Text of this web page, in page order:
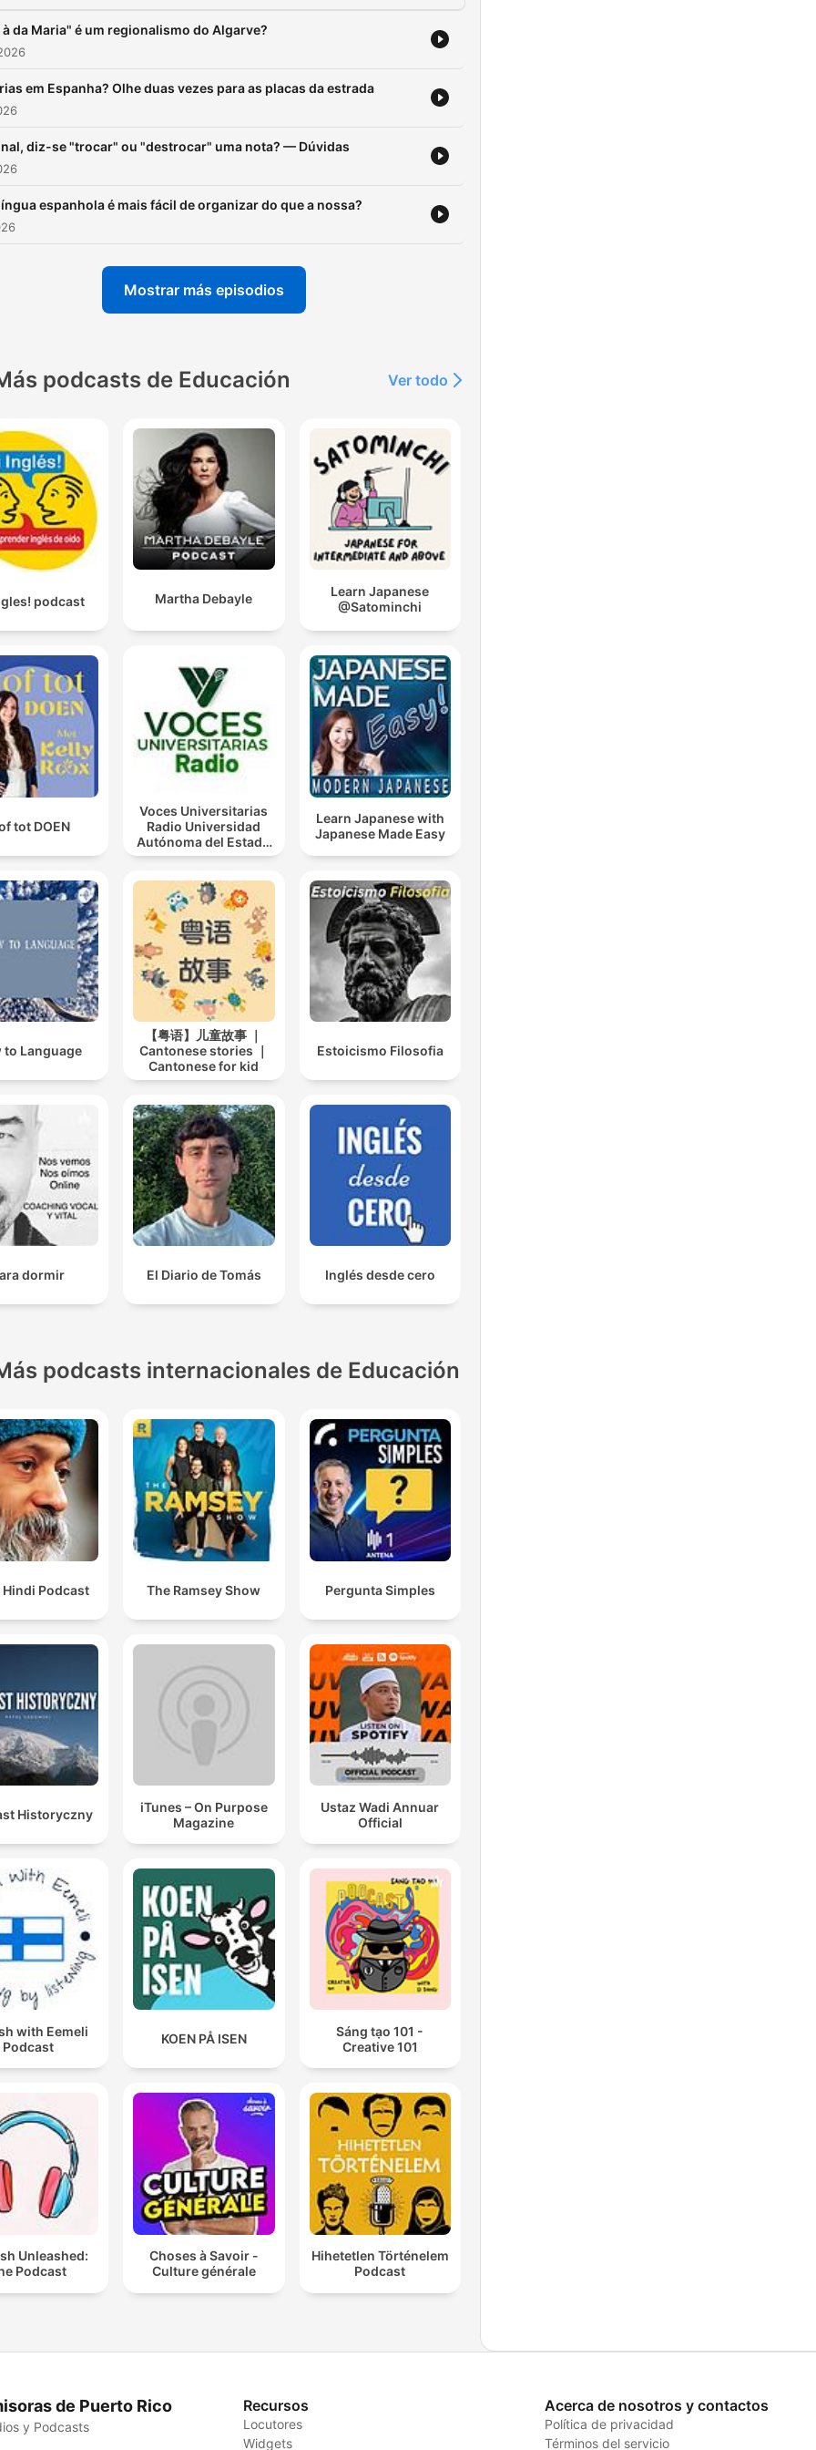
da Maria" é um regionalismo do Algarve?
em Espanha? Olhe duas vezes para as placas da estrada
diz-se "trocar" ou "destrocar" uma nota? — Dúvidas
espanhola é mais fácil de organizar do que a nossa?
Mostrar más episodios
podcasts de Educación Ver todo
podcast Martha Debayle
Learn Japanese
@Satominchi
tot DOEN
Voces Universitarias
Radio Universidad
Autónoma del Estado
de Quintana Roo
Learn Japanese with
Japanese Made Easy
to Language
【粤语】儿童故事 ｜
Cantonese stories ｜
Cantonese for kid
Estoicismo Filosofia
dormir El Diario de Tomás Inglés desde cero
podcasts internacionales de Educación
Hindi Podcast The Ramsey Show Pergunta Simples
Historyczny
iTunes – On Purpose
Magazine
Ustaz Wadi Annuar
Official
with Eemeli
Podcast
KOEN PÅ ISEN
Sáng tạo 101 -
Creative 101
Unleashed:
Podcast
Choses à Savoir -
Culture générale
Hihetetlen Történelem
Podcast
de Puerto Rico
y Podcasts
Recursos
Locutores
Widgets
Acerca de nosotros y contactos
Política de privacidad
Términos del servicio